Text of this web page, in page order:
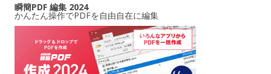
瞬簡PDF 編集 2024
かんたん操作でPDFを自由自在に編集